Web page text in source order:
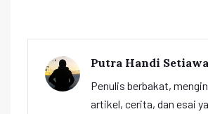
Putra Handi
Penulis berbakat,
artikel, cerita, dan esai